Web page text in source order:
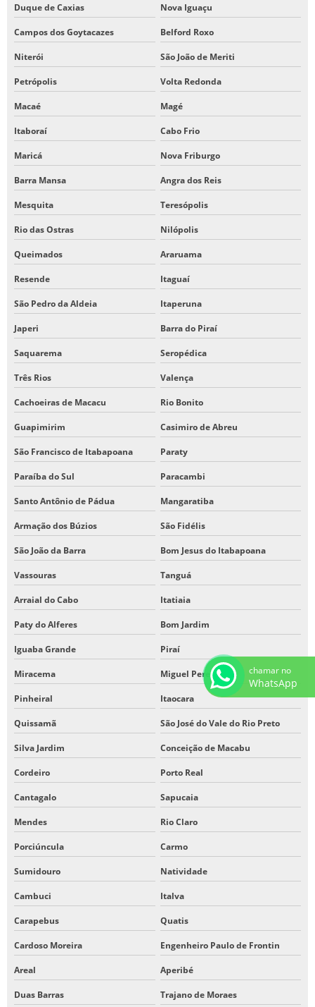
Duque de Caxias Nova Iguaçu
Campos dos Goytacazes Belford Roxo
Niterói São João de Meriti
Petrópolis Volta Redonda
Macaé Magé
Itaboraí Cabo Frio
Maricá Nova Friburgo
Barra Mansa Angra dos Reis
Mesquita Teresópolis
Rio das Ostras Nilópolis
Queimados Araruama
Resende Itaguaí
São Pedro da Aldeia Itaperuna
Japeri Barra do Piraí
Saquarema Seropédica
Três Rios Valença
Cachoeiras de Macacu Rio Bonito
Guapimirim Casimiro de Abreu
São Francisco de Itabapoana Paraty
Paraíba do Sul Paracambi
Santo Antônio de Pádua Mangaratiba
Armação dos Búzios São Fidélis
São João da Barra Bom Jesus do Itabapoana
Vassouras Tanguá
Arraial do Cabo Itatiaia
Paty do Alferes Bom Jardim
Iguaba Grande Piraí
Miracema Miguel Pereira
Pinheiral Itaocara
Quissamã São José do Vale do Rio Preto
Silva Jardim Conceição de Macabu
Cordeiro Porto Real
Cantagalo Sapucaia
Mendes Rio Claro
Porciúncula Carmo
Sumidouro Natividade
Cambuci Italva
Carapebus Quatis
Cardoso Moreira Engenheiro Paulo de Frontin
Areal Aperibé
Duas Barras Trajano de Moraes
chamar no
WhatsApp